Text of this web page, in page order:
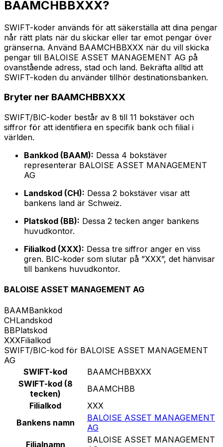
BAAMCHBBXXX?
SWIFT-koder används för att säkerställa att dina pengar
når rätt plats när du skickar eller tar emot pengar över
gränserna. Använd BAAMCHBBXXX när du vill skicka
pengar till BALOISE ASSET MANAGEMENT AG på
ovanstående adress, stad och land. Bekräfta alltid att
SWIFT-koden du använder tillhör destinationsbanken.
Bryter ner BAAMCHBBXXX
SWIFT/BIC-koder består av 8 till 11 bokstäver och
siffror för att identifiera en specifik bank och filial i
världen.
Bankkod (BAAM): Dessa 4 bokstäver
representerar BALOISE ASSET MANAGEMENT
AG
Landskod (CH): Dessa 2 bokstäver visar att
bankens land är Schweiz.
Platskod (BB): Dessa 2 tecken anger bankens
huvudkontor.
Filialkod (XXX): Dessa tre siffror anger en viss
gren. BIC-koder som slutar på ”XXX”, det hänvisar
till bankens huvudkontor.
BALOISE ASSET MANAGEMENT AG
BAAMBankkod
CHLandskod
BBPlatskod
XXXFilialkod
SWIFT/BIC-kod för BALOISE ASSET MANAGEMENT
AG
SWIFT-kod
BAAMCHBBXXX
SWIFT-kod (8
tecken)
BAAMCHBB
Filialkod
XXX
Bankens namn
BALOISE ASSET MANAGEMENT
AG
Filialnamn
BALOISE ASSET MANAGEMENT